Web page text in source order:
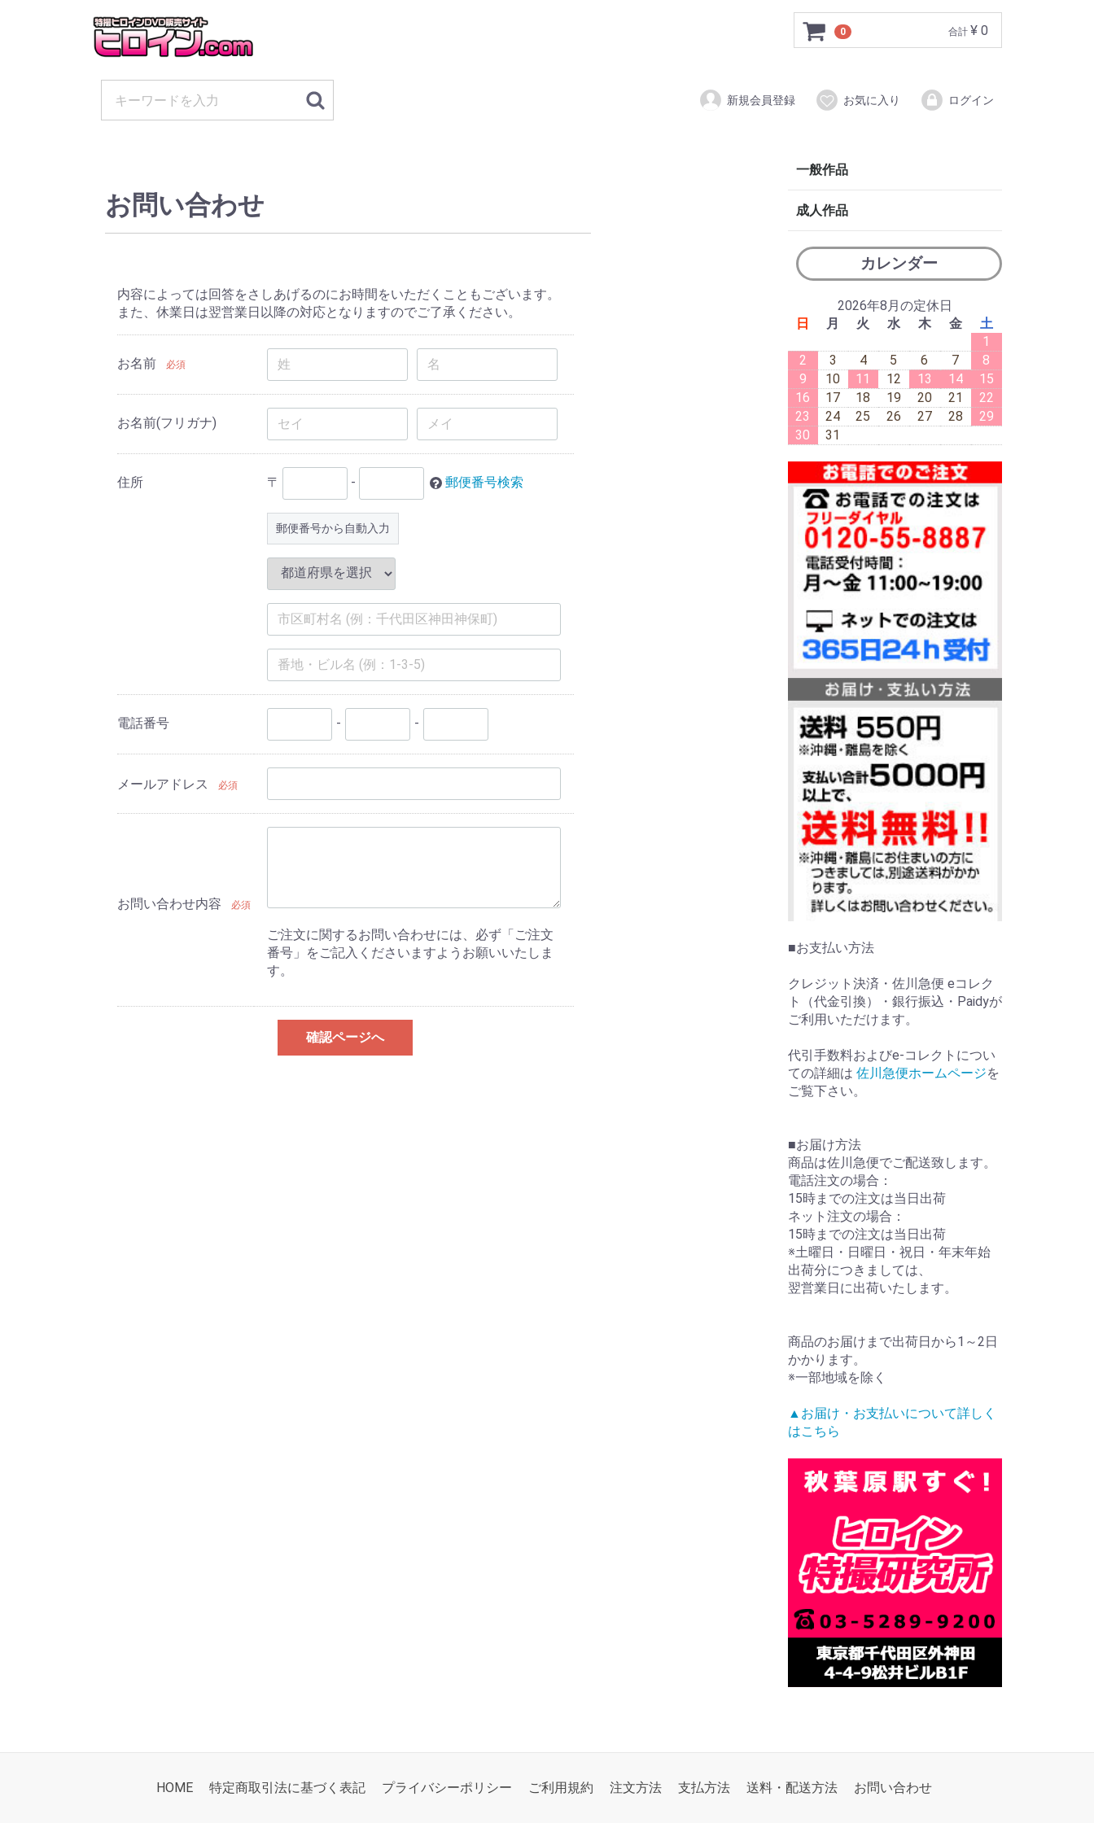
0 合計 ¥ 0
新規会員登録 お気に入り ログイン
お問い合わせ
内容によっては回答をさしあげるのにお時間をいただくこともございます。
また、休業日は翌営業日以降の対応となりますのでご了承ください。
お名前 必須
お名前(フリガナ)
住所 〒 - 郵便番号検索
郵便番号から自動入力
電話番号 - -
メールアドレス 必須
お問い合わせ内容 必須
ご注文に関するお問い合わせには、必ず「ご注文
番号」をご記入くださいますようお願いいたしま
す。
確認ページへ
一般作品
成人作品
カレンダー
2026年8月の定休日
日
月 火 水 木 金
土
1
2
3 4 5 6 7
8
9
10 11 12 13 14
15
16
17 18 19 20 21
22
23
24 25 26 27 28
29
30
31
■お支払い方法
クレジット決済・佐川急便 eコレク
ト（代金引換）・銀行振込・Paidyが
ご利用いただけます。
代引手数料およびe-コレクトについ
ての詳細は 佐川急便ホームページを
ご覧下さい。
■お届け方法
商品は佐川急便でご配送致します。
電話注文の場合：
15時までの注文は当日出荷
ネット注文の場合：
15時までの注文は当日出荷
※土曜日・日曜日・祝日・年末年始
出荷分につきましては、
翌営業日に出荷いたします。
商品のお届けまで出荷日から1～2日
かかります。
※一部地域を除く
▲お届け・お支払いについて詳しく
はこちら
HOME 特定商取引法に基づく表記 プライバシーポリシー ご利用規約 注文方法 支払方法 送料・配送方法 お問い合わせ